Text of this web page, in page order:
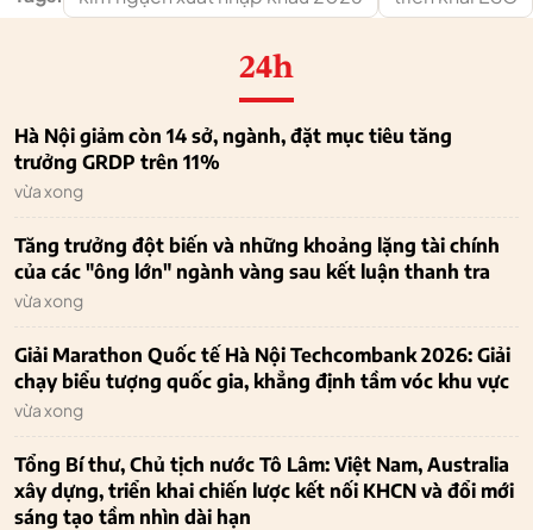
24h
Hà Nội giảm còn 14 sở, ngành, đặt mục tiêu tăng
trưởng GRDP trên 11%
vừa xong
Tăng trưởng đột biến và những khoảng lặng tài chính
của các "ông lớn" ngành vàng sau kết luận thanh tra
vừa xong
Giải Marathon Quốc tế Hà Nội Techcombank 2026: Giải
chạy biểu tượng quốc gia, khẳng định tầm vóc khu vực
vừa xong
Tổng Bí thư, Chủ tịch nước Tô Lâm: Việt Nam, Australia
xây dựng, triển khai chiến lược kết nối KHCN và đổi mới
sáng tạo tầm nhìn dài hạn